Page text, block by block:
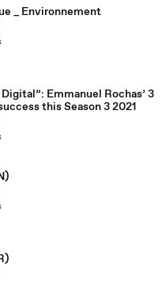
_ Environnement
Emmanuel Rochas’ 3
this Season 3 2021